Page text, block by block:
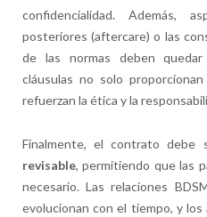
confidencialidad. Además,
posteriores (aftercare) o las
de las normas deben
cláusulas no solo
refuerzan la ética y la
Finalmente, el contrato debe
revisable, permitiendo que las
necesario. Las relaciones
evolucionan con el tiempo, y